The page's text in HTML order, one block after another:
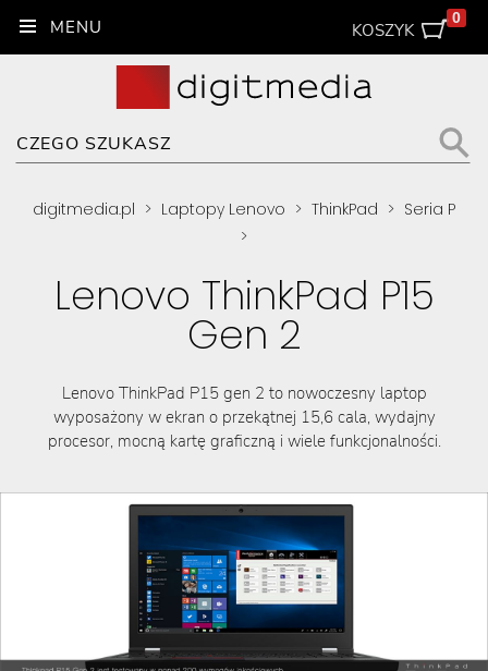
KOSZYK
0
digitmedia.pl > Laptopy Lenovo > ThinkPad > Seria P
>
Lenovo ThinkPad P15
Gen 2
Lenovo ThinkPad P15 gen 2 to nowoczesny laptop
wyposażony w ekran o przekątnej 15,6 cala, wydajny
procesor, mocną kartę graficzną i wiele funkcjonalności.